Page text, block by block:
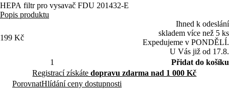
HEPA filtr pro vysavač FDU 201432-E
Popis produktu
199 Kč
Ihned k odeslání
skladem více než 5 ks
Expedujeme v PONDĚLÍ.
U Vás již od 17.8.
Přidat do košíku
Registrací získátedopravu zdarma nad 1 000 Kč
PorovnatHlídání ceny dostupnosti